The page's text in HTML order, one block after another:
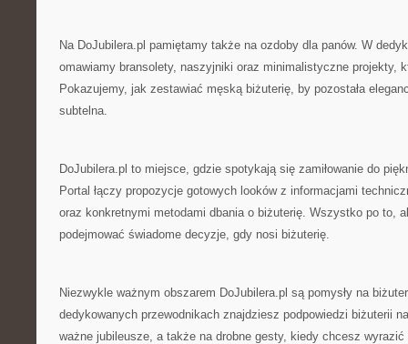
Na DoJubilera.pl pamiętamy także na ozdoby dla panów. W
omawiamy bransolety, naszyjniki oraz minimalistyczne projekty,
Pokazujemy, jak zestawiać męską biżuterię, by pozostała
subtelna.
DoJubilera.pl to miejsce, gdzie spotykają się zamiłowanie do
Portal łączy propozycje gotowych looków z informacjami
oraz konkretnymi metodami dbania o biżuterię. Wszystko po to,
podejmować świadome decyzje, gdy nosi biżuterię.
Niezwykle ważnym obszarem DoJubilera.pl są pomysły na
dedykowanych przewodnikach znajdziesz podpowiedzi biżuterii
ważne jubileusze, a także na drobne gesty, kiedy chcesz